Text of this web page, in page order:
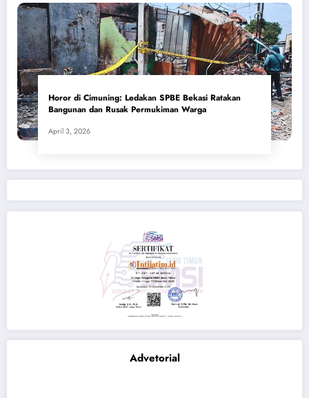
Horor di Cimuning: Ledakan SPBE Bekasi Ratakan
Bangunan dan Rusak Permukiman Warga
April 3, 2026
Advetorial